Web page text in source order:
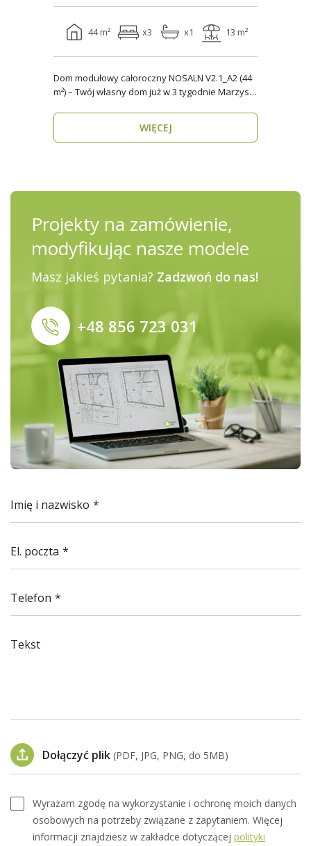
44 m² x3 x1 13 m²
Dom modułowy całoroczny NOSALN V2.1_A2 (44
m²) – Twój własny dom już w 3 tygodnie Marzysz
WIĘCEJ
Projekty na zamówienie,
modyfikując nasze modele
Masz jakieś pytania? Zadzwoń do nas!
+48 856 723 031
Imię i nazwisko
El. poczta
Telefon
Tekst
Dołączyć plik (PDF, JPG, PNG, do 5MB)
Wyrażam zgodę na wykorzystanie i ochronę moich danych
osobowych na potrzeby związane z zapytaniem. Więcej
informacji znajdziesz w zakładce dotyczącej polityki